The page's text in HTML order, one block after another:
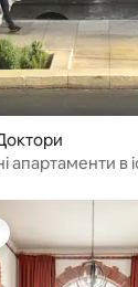
апартаменти в